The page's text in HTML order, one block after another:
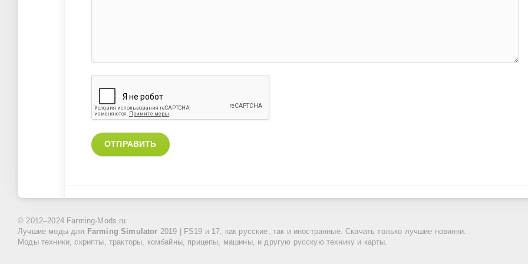
ОТПРАВИТЬ
© 2012–2024 Farming-Mods.ru
Лучшие моды для
Farming Simulator 2019 | FS19 и 17, как русские, так и иностранные. Скачать только лучшие новинки.
Моды техники, скрипты, тракторы, комбайны, прицепы, машины, и другую русскую технику и карты.